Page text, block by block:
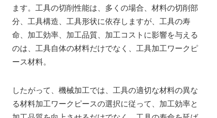
ます。工具の切削性能は、多くの場合、材料の切削部
分、工具構造、工具形状に依存しますが、工具の寿
命、加工効率、加工品質、加工コストに影響を与える
のは、工具自体の材料だけでなく、工具加工ワークピ
ース材料。
したがって、機械加工では、工具の適切な材料の異な
る材料加工ワークピースの選択に従って、加工効率と